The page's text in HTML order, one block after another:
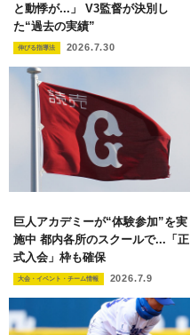
と動悸が...」 V3監督が決別し
た“過去の実績”
伸びる指導法 2026.7.30
巨人アカデミーが“体験参加”を実
施中 都内各所のスクールで...「正
式入会」枠も確保
大会・イベント・チーム情報 2026.7.9